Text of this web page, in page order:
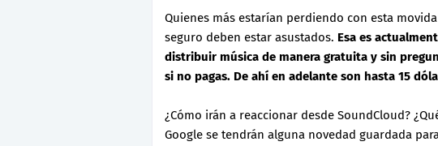
Quienes más estarían perdiendo con esta
seguro deben estar asustados. Esa es
distribuir música de manera gratuita y sin
si no pagas. De ahí en adelante son hasta 15
¿Cómo irán a reaccionar desde SoundCloud?
Google se tendrán alguna novedad guardada